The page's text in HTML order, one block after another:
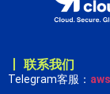
丨 联系我们
Telegram客服：